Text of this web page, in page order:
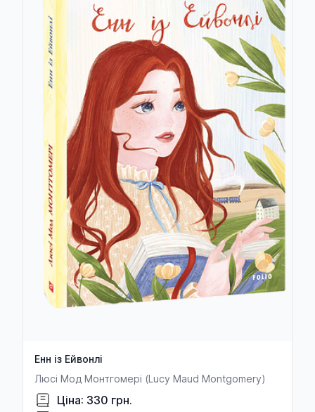
Anna Sewell
Joseph Sheridan Le Fanu
Josephine Tey
А.А. Ворон, В.А. Солопенко
Святий Авґустин
Колектив авторів
Коллектив авторов
Лук'ян АДВОКАТ
Рюноске Акутаґава
Алай
Олександр Александров
Данте Аліг’єрі
Вікторія Андрусів
Борис Антоненко-Давидович
Енн із Ейвонлі
Люсі Мод Монтгомері (Lucy Maud Montgomery)
Ціна: 330 грн.